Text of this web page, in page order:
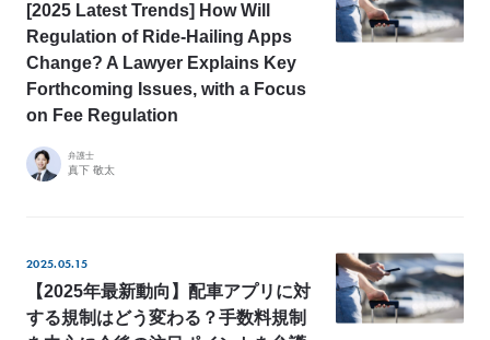
[2025 Latest Trends] How Will
Regulation of Ride-Hailing Apps
Change? A Lawyer Explains Key
Forthcoming Issues, with a Focus
on Fee Regulation
弁護士
真下 敬太
2025.05.15
【2025年最新動向】配車アプリに対
する規制はどう変わる？手数料規制